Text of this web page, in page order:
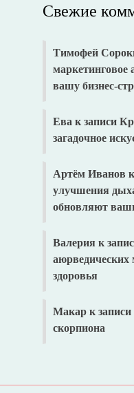
Свежие
Тимофей
маркетинговое
вашу бизнес-
Ева к записи
загадочное
Артём Иванов
улучшения
обновляют
Валерия к
аюрведических
здоровья
Макарк записи
скорпиона